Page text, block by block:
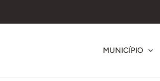
MUNICÍPIO